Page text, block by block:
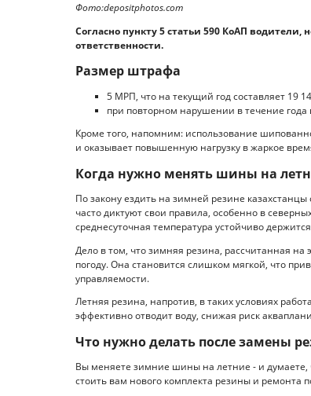
Фото:depositphotos.com
Согласно пункту 5 статьи 590 КоАП
ответственности.
Размер штрафа
5 МРП, что на текущий год составляет 19
при повторном нарушении в течение года
Кроме того, напомним: использование
и оказывает повышенную нагрузку в жаркое
Когда нужно менять шины на
По закону ездить на зимней резине
часто диктуют свои правила, особенно в
среднесуточная температура устойчиво
Дело в том, что зимняя резина, рассчитанная на
погоду. Она становится слишком мягкой, что
управляемости.
Летняя резина, напротив, в таких условиях
эффективно отводит воду, снижая риск
Что нужно делать после замены
Вы меняете зимние шины на летние - и думаете,
стоить вам нового комплекта резины и ремонта